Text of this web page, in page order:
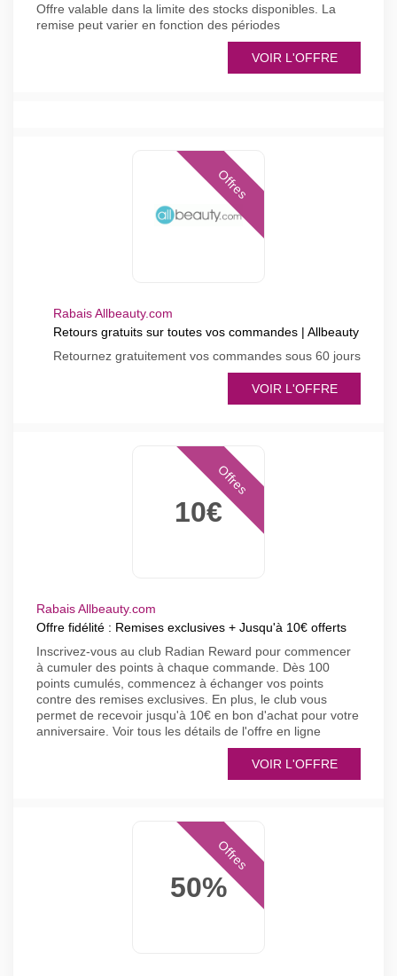
Offre valable dans la limite des stocks disponibles. La
remise peut varier en fonction des périodes
VOIR L'OFFRE
Offres
Rabais Allbeauty.com
Retours gratuits sur toutes vos commandes | Allbeauty
Retournez gratuitement vos commandes sous 60 jours
VOIR L'OFFRE
10€
Offres
Rabais Allbeauty.com
Offre fidélité : Remises exclusives + Jusqu'à 10€ offerts
Inscrivez-vous au club Radian Reward pour commencer
à cumuler des points à chaque commande. Dès 100
points cumulés, commencez à échanger vos points
contre des remises exclusives. En plus, le club vous
permet de recevoir jusqu'à 10€ en bon d'achat pour votre
anniversaire. Voir tous les détails de l'offre en ligne
VOIR L'OFFRE
50%
Offres